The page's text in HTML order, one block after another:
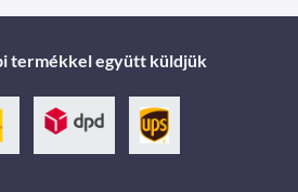
termékkel együtt küldjük